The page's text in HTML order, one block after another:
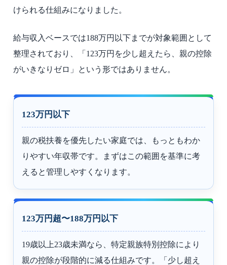
けられる仕組みになりました。
給与収入ベースでは188万円以下までが対象範囲として
整理されており、「123万円を少し超えたら、親の控除
がいきなりゼロ」という形ではありません。
123万円以下
親の税扶養を優先したい家庭では、もっともわか
りやすい年収帯です。まずはこの範囲を基準に考
えると管理しやすくなります。
123万円超〜188万円以下
19歳以上23歳未満なら、特定親族特別控除により
親の控除が段階的に減る仕組みです。「少し超え